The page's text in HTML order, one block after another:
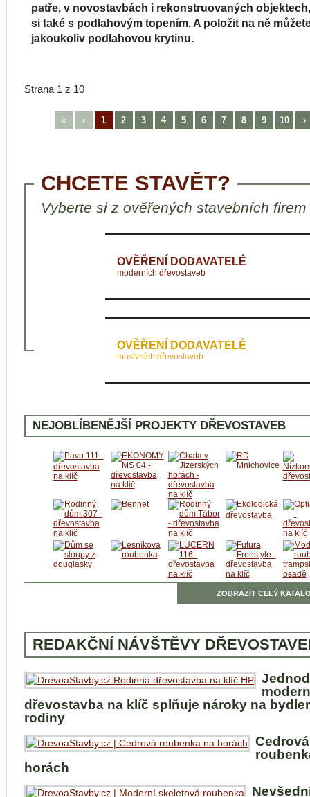
patře, v novostavbách i rekonstruovaných
si také s podlahovým topením. A položit na ně
jakoukoliv podlahovou krytinu.
Strana 1 z 10
« ‹ 1 2 3 4 5 6 7 8 9 10 ›
CHCETE STAVĚT?
Vyberte si z ověřených stavebních firem
OVĚŘENÍ DODAVATELÉ
moderních dřevostaveb
OVĚŘENÍ DODAVATELÉ
masivních dřevostaveb
NEJOBLÍBENĚJŠÍ PROJEKTY DŘEVOSTAVEB
ZOBRAZIT CELÝ
REDAKČNÍ NÁVŠTĚVY
dřevostavba na klíč splňuje nároky na
rodiny
Cedrová
horách